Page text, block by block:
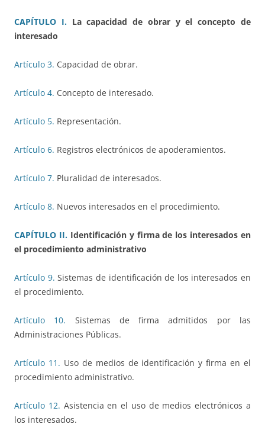
CAPÍTULO I.La capacidad de obrar y el concepto de
interesado
Artículo 3. Capacidad de obrar.
Artículo 4. Concepto de interesado.
Artículo 5. Representación.
Artículo 6. Registros electrónicos de apoderamientos.
Artículo 7. Pluralidad de interesados.
Artículo 8. Nuevos interesados en el procedimiento.
CAPÍTULO II.Identificación y firma de los interesados en
el procedimiento administrativo
Artículo 9. Sistemas de identificación de los interesados en
el procedimiento.
Artículo 10. Sistemas de firma admitidos por las
Administraciones Públicas.
Artículo 11. Uso de medios de identificación y firma en el
procedimiento administrativo.
Artículo 12. Asistencia en el uso de medios electrónicos a
los interesados.